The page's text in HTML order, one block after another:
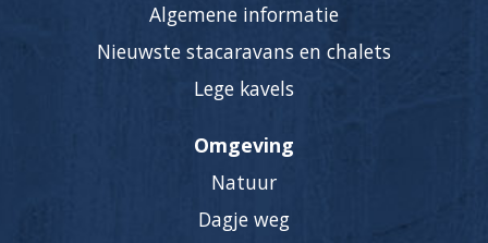
Algemene informatie
Nieuwste stacaravans en chalets
Lege kavels
Omgeving
Natuur
Dagje weg